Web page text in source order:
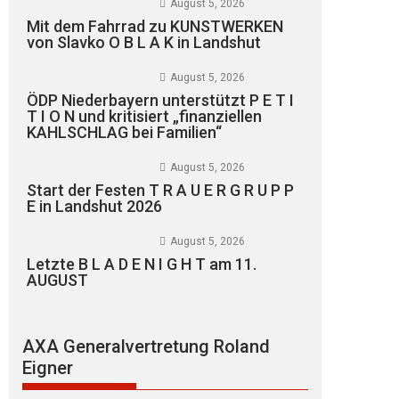
August 5, 2026
Mit dem Fahrrad zu KUNSTWERKEN
von Slavko O B L A K in Landshut
August 5, 2026
ÖDP Niederbayern unterstützt P E T I
T I O N und kritisiert „finanziellen
KAHLSCHLAG bei Familien“
August 5, 2026
Start der Festen T R A U E R G R U P P
E in Landshut 2026
August 5, 2026
Letzte B L A D E N I G H T am 11.
AUGUST
AXA Generalvertretung Roland
Eigner